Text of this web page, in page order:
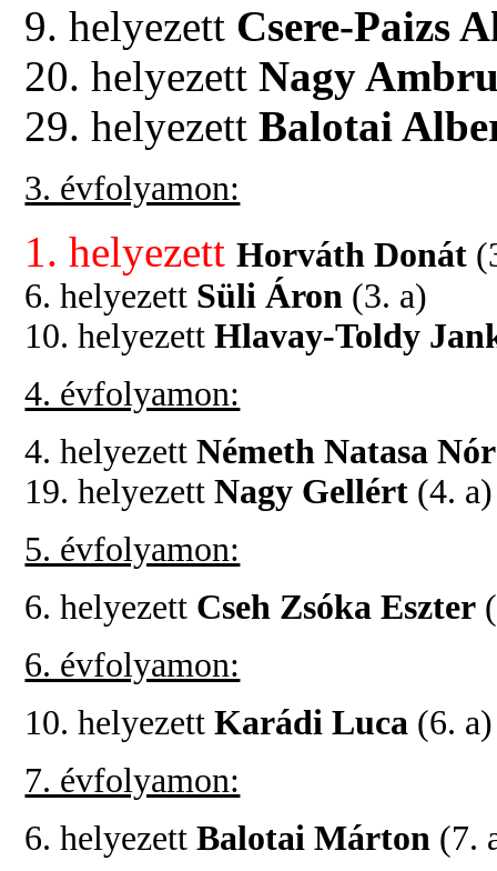
9. helyezett Csere-Paizs
20. helyezettNagy
29. helyezettBalotai
3. évfolyamon:
1. helyezettHorváth Donát
6. helyezett Süli Áron (3. a)
10. helyezettHlavay-Toldy
4. évfolyamon:
4. helyezettNémeth Natasa
19. helyezettNagy Gellért (4. a)
5. évfolyamon:
6. helyezett Cseh Zsóka Eszter
6. évfolyamon:
10. helyezettKarádi Luca (6.
7. évfolyamon:
6. helyezettBalotai Márton (7.